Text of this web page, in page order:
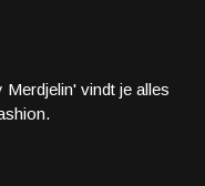
vindt je alles